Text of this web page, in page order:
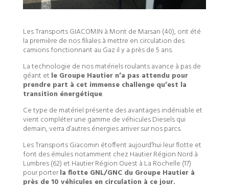
Les Transports GIACOMIN à Mont de Marsan (40), ont été
la première de nos filiales à mettre en circulation des
camions fonctionnant au Gaz il y a près de 5 ans.
La technologie de nos matériels roulants avance à pas de
géant et le Groupe Hautier n’a pas attendu pour
prendre part à cet immense challenge qu’est la
transition énergétique.
Ce type de matériel présente des avantages indéniable et
vient compléter une gamme de véhicules Diesels qui
demain, verra d’autres énergies arriver sur nos parcs.
Les Transports Giacomin étoffent aujourd’hui leur flotte et
font des émules notamment chez Hautier Région Nord à
Lumbres (62) et Hautier Région Ouest à La Rochelle (17)
pour porterla flotte GNL/GNC du Groupe Hautier à
près de 10 véhicules en circulation à ce jour.